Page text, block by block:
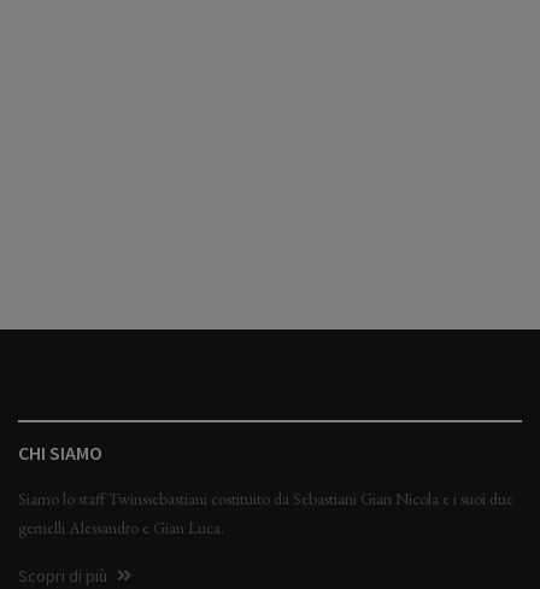
CHI SIAMO
Siamo lo staff Twinssebastiani costituito da Sebastiani Gian Nicola e i suoi due
gemelli Alessandro e Gian Luca.
Scopri di più